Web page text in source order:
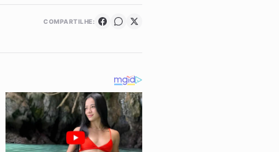
COMPARTILHE: